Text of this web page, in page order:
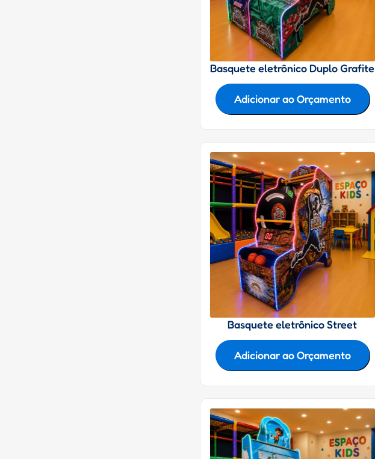
Basquete eletrônico Duplo Grafite
Adicionar ao Orçamento
Basquete eletrônico Street
Adicionar ao Orçamento